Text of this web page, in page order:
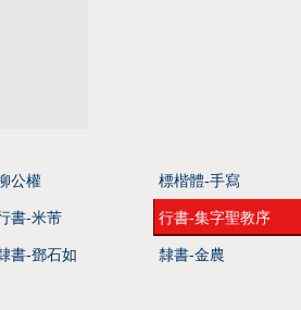
公權 標楷體-手寫
書-米芾 行書-集字聖教序
書-鄧石如 隸書-金農